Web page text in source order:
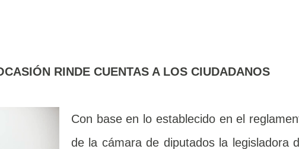
RINDE CUENTAS A LOS CIUDADANOS
Con base en lo establecido en el
de la cámara de diputados la legisladora